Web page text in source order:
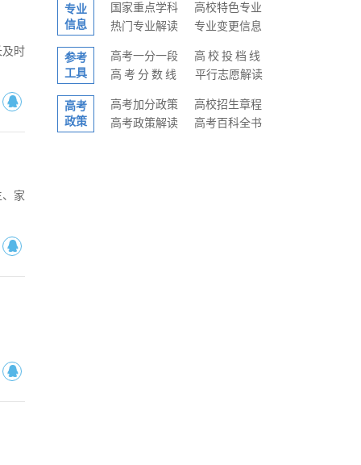
时
家
专业
信息
国家重点学科
高校特色专业
热门专业解读
专业变更信息
参考
工具
高考一分一段
高校投档线
高考分数线
平行志愿解读
高考
政策
高考加分政策
高校招生章程
高考政策解读
高考百科全书